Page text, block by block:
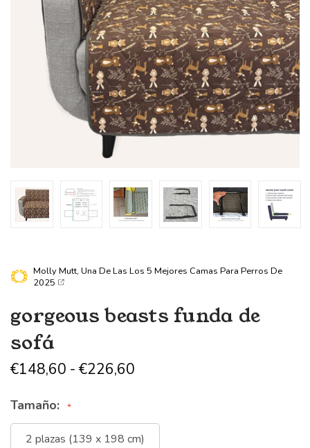
Molly Mutt, Una De Las Los 5 Mejores Camas Para Perros De
2025
gorgeous beasts funda de
sofá
€148,60 - €226,60
Tamaño:
2 plazas (139 x 198 cm)